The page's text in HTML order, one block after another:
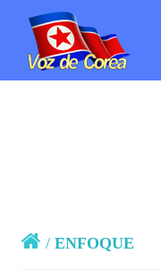
/ENFOQUE